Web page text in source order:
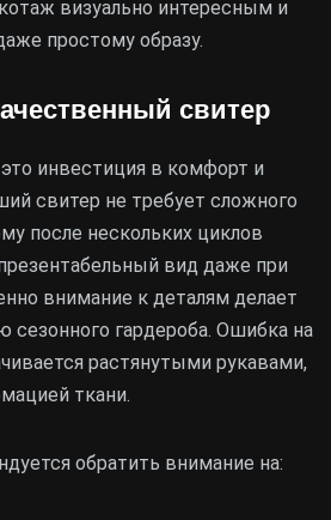
визуально интересным и
простому образу.
свитер
инвестиция в комфорт и
свитер не требует сложного
после нескольких циклов
вид даже при
внимание к деталям делает
сезонного гардероба. Ошибка на
растянутыми рукавами,
ткани.
обратить внимание на: